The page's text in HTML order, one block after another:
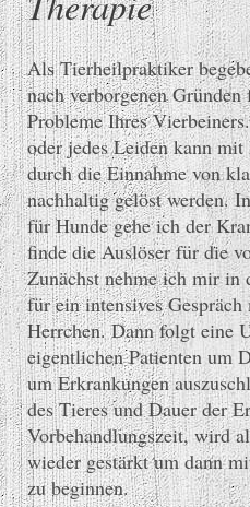
Als Tierheilpraktiker
nach verborgenen
Probleme Ihres
oder jedes Leiden kann
durch die Einnahme von
nachhaltig gelöst werden.
für Hundegehe ich der
finde die Auslöser für die
Zunächst nehme ich mir in
für ein intensives
Herrchen. Dann folgt eine
eigentlichen Patienten um
um Erkrankungen
des Tieres und Dauer der
Vorbehandlungszeit, wird
wieder gestärkt um dann
zu beginnen.